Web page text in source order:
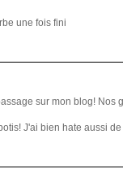
une fois fini
sur mon blog!
J'ai bien hate aussi